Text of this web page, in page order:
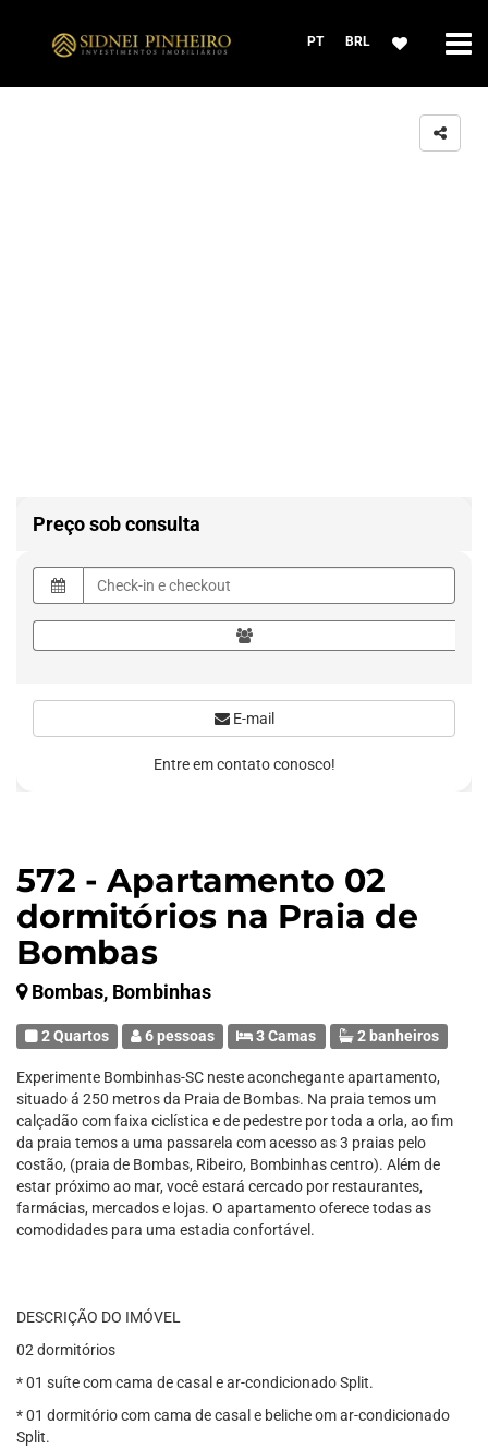
PT BRL
572 - Apartamento 02
dormitórios na Praia de
Bombas
Bombas, Bombinhas
2 Quartos 6 pessoas 3 Camas 2 banheiros
Experimente Bombinhas-SC neste aconchegante apartamento,
situado á 250 metros da Praia de Bombas. Na praia temos um
calçadão com faixa ciclística e de pedestre por toda a orla, ao fim
da praia temos a uma passarela com acesso as 3 praias pelo
costão, (praia de Bombas, Ribeiro, Bombinhas centro). Além de
estar próximo ao mar, você estará cercado por restaurantes,
farmácias, mercados e lojas. O apartamento oferece todas as
comodidades para uma estadia confortável.
DESCRIÇÃO DO IMÓVEL
02 dormitórios
* 01 suíte com cama de casal e ar-condicionado Split.
* 01 dormitório com cama de casal e beliche om ar-condicionado
Split.
Preço sob consulta
E-mail
Entre em contato conosco!